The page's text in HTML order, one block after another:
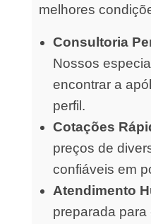
melhores
Consultoria
Nossos
encontrar a
perfil.
Cotações
preços de
confiáveis em
Atendimento
preparada